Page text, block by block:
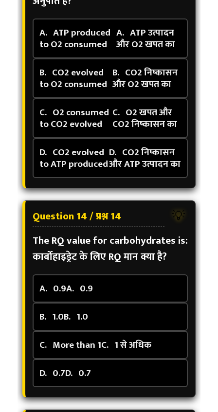
A. ATP produced
to O2 consumed
A.ATP उत्पादन
और O2 खपत का
B. CO2 evolved
to O2 consumed
B.CO2 निष्कासन
और O2 खपत का
C. O2 consumed
to CO2 evolved
C.O2 खपत और
CO2 निष्कासन का
D. CO2 evolved
to ATP produced
D. CO2 निष्कासन
और ATP उत्पादन का
💡
Question 14 / प्रश्न 14
The RQ value for carbohydrates is:
कार्बोहाइड्रेट के लिए RQ मान क्या है?
A. 0.9A. 0.9
B. 1.0B. 1.0
C. More than 1C. 1 से अधिक
D. 0.7D. 0.7